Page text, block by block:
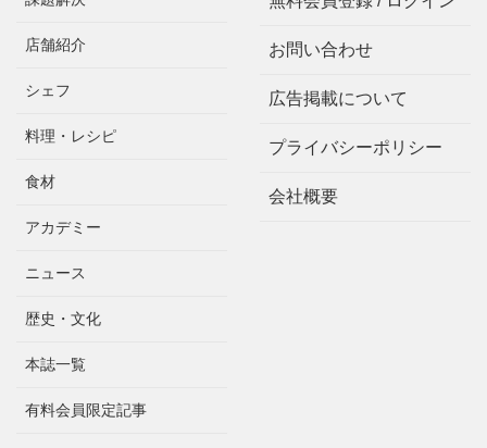
店舗紹介
シェフ
料理・レシピ
食材
アカデミー
ニュース
歴史・文化
本誌一覧
有料会員限定記事
お問い合わせ
広告掲載について
プライバシーポリシー
会社概要